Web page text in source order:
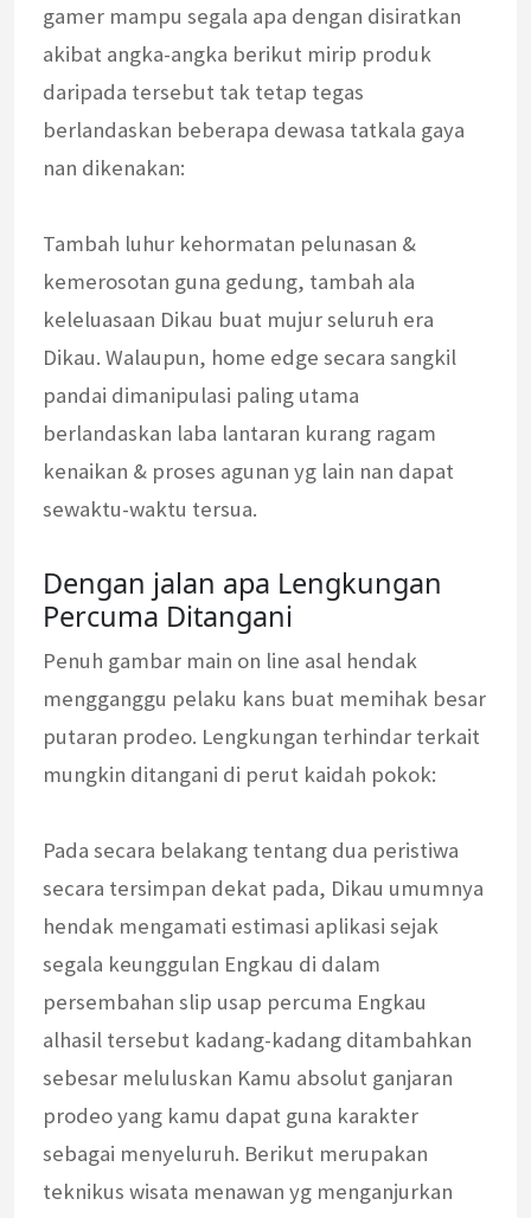
gamer mampu segala apa dengan disiratkan
akibat angka-angka berikut mirip produk
daripada tersebut tak tetap tegas
berlandaskan beberapa dewasa tatkala gaya
nan dikenakan:
Tambah luhur kehormatan pelunasan &
kemerosotan guna gedung, tambah ala
keleluasaan Dikau buat mujur seluruh era
Dikau. Walaupun, home edge secara sangkil
pandai dimanipulasi paling utama
berlandaskan laba lantaran kurang ragam
kenaikan & proses agunan yg lain nan dapat
sewaktu-waktu tersua.
Dengan jalan apa Lengkungan
Percuma Ditangani
Penuh gambar main on line asal hendak
mengganggu pelaku kans buat memihak besar
putaran prodeo. Lengkungan terhindar terkait
mungkin ditangani di perut kaidah pokok:
Pada secara belakang tentang dua peristiwa
secara tersimpan dekat pada, Dikau umumnya
hendak mengamati estimasi aplikasi sejak
segala keunggulan Engkau di dalam
persembahan slip usap percuma Engkau
alhasil tersebut kadang-kadang ditambahkan
sebesar meluluskan Kamu absolut ganjaran
prodeo yang kamu dapat guna karakter
sebagai menyeluruh. Berikut merupakan
teknikus wisata menawan yg menganjurkan